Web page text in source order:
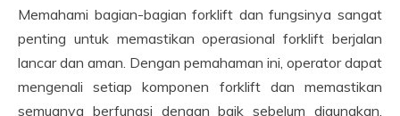
Memahami bagian-bagian forklift dan fungsinya sangat
penting untuk memastikan operasional forklift berjalan
lancar dan aman. Dengan pemahaman ini, operator dapat
mengenali setiap komponen forklift dan memastikan
semuanya berfungsi dengan baik sebelum digunakan.